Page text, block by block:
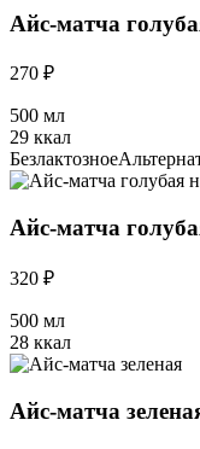
Айс-матча
270 ₽
500 мл
29 ккал
Безлактозное
Айс-матча
320 ₽
500 мл
28 ккал
Айс-матча